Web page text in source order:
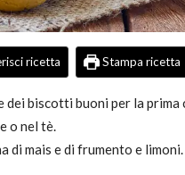
ricetta Stampa ricetta
dei biscotti buoni per la prima
o nel tè.
di mais e di frumento e limoni.